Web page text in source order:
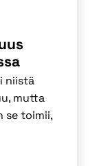
niistä
mutta
se toimii,